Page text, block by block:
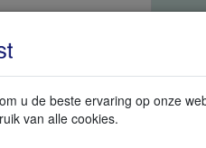
u de beste ervaring op onze
van alle cookies.